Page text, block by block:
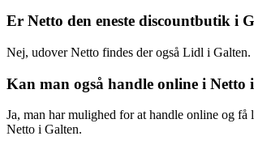
Er Netto den eneste discountbutik i
Nej, udover Netto findes der også Lidl i Galten.
Kan man også handle online i Netto
Ja, man har mulighed for at handle online og få
Netto i Galten.